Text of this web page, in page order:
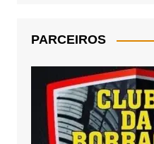
PARCEIROS